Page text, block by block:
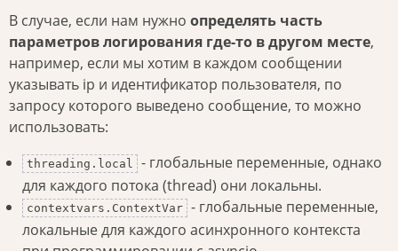
В случае, если нам нужно определять часть
параметров логирования где-то в другом месте,
например, если мы хотим в каждом сообщении
указывать ip и идентификатор пользователя, по
запросу которого выведено сообщение, то можно
использовать:
threading.local
- глобальные переменные, однако
для каждого потока (thread) они локальны.
contextvars.ContextVar - глобальные переменные,
локальные для каждого асинхронного контекста